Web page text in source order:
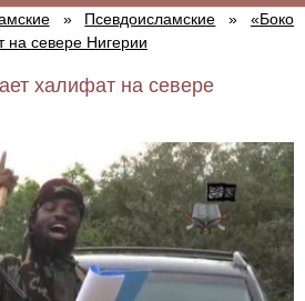
» Псевдоисламские »
«Боко
на севере Нигерии
халифат на севере